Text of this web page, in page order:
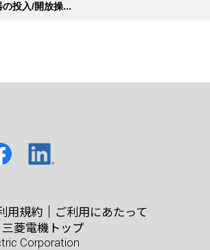
投入/開放操...
用規約
ご利用にあたって
三菱電機トップ
Corporation